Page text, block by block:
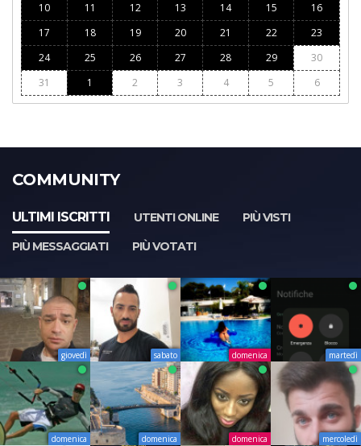
10
11 12 13 14 15
16
17
18 19 20 21 22
23
24
25 26 27 28 29
30
31
1 2 3 4 5 6
COMMUNITY
ULTIMI ISCRITTI UTENTI ONLINE
PIÙ VISTI
PIÙ MESSAGGIATI
PIÙ VOTATI
giovedì sabato domenica martedì
domenica domenica domenica mercoledì